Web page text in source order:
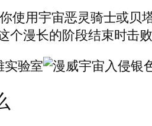
使用宇宙恶灵骑士或贝
漫长的阶段结束时击